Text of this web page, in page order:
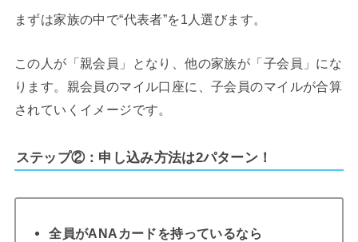
まずは家族の中で“代表者”を1人選びます。
この人が「親会員」となり、他の家族が「子会員」にな
ります。親会員のマイル口座に、子会員のマイルが合算
されていくイメージです。
ステップ②：申し込み方法は2パターン！
全員がANAカードを持っているなら